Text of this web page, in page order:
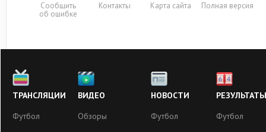
Сообщить
об ошибке
Контакты Карта сайта Полная версия
ТРАНСЛЯЦИИ
Футбол
ВИДЕО
Обзоры
НОВОСТИ
Футбол
РЕЗУЛЬТАТЫ
Футбол